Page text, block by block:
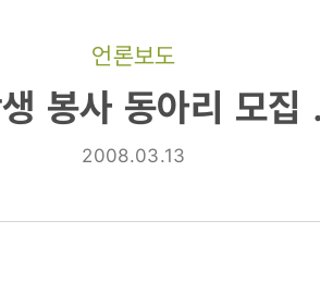
언론보도
봉사 동아리 모
2008.03.13